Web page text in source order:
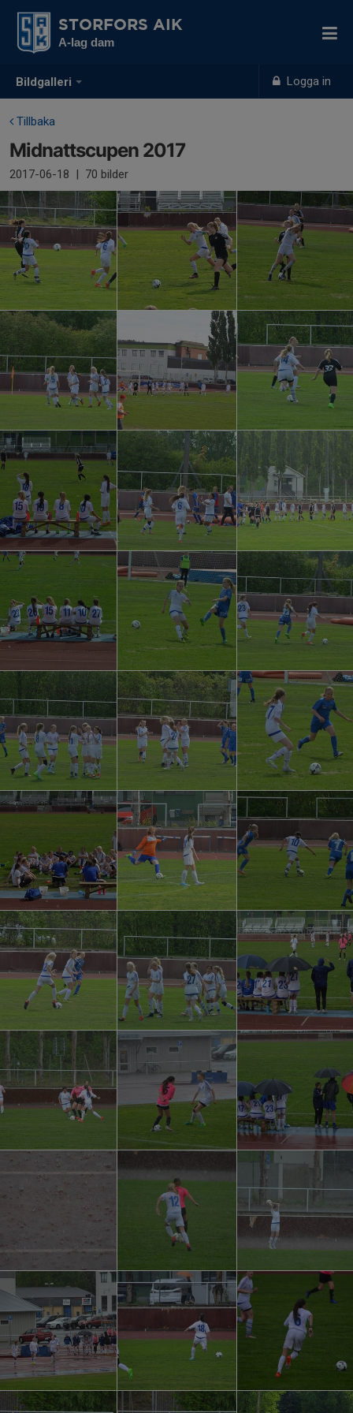
Bildgalleri Logga in
STORFORS AIK
A-lag dam
Tillbaka
Midnattscupen 2017
2017-06-18 | 70 bilder